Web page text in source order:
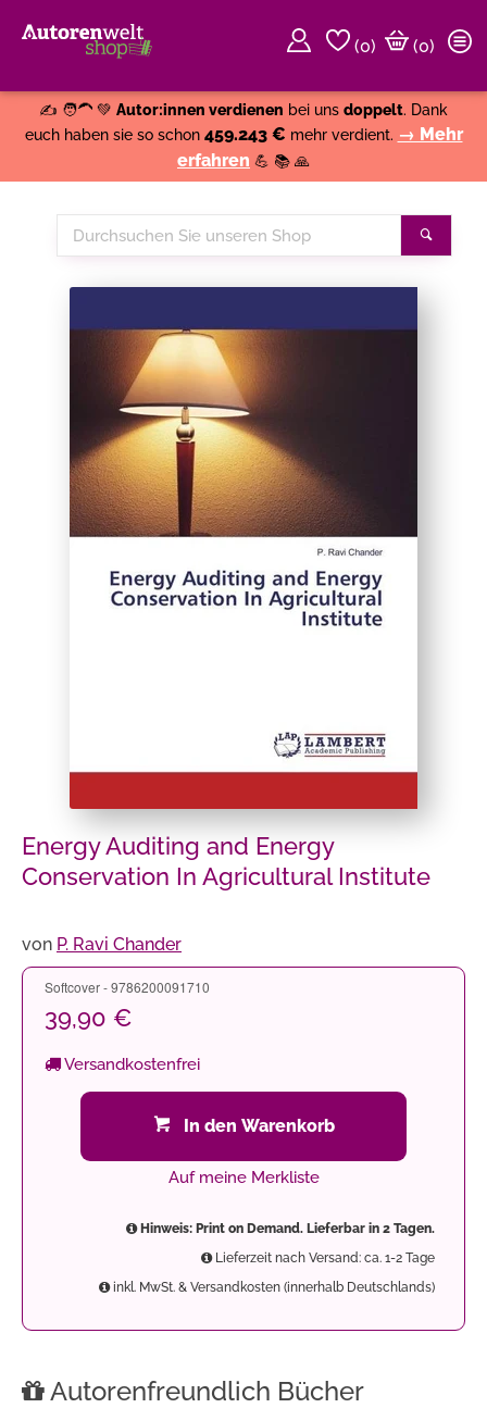
(0)
(0)
✍️ 🧑‍🦱 💚 Autor:innen verdienen bei uns doppelt. Dank
euch haben sie so schon 459.243 € mehr verdient. → Mehr
erfahren 💪 📚 🙏
Durchsuchen
Sie
Energy Auditing and Energy
Conservation In Agricultural Institute
von P. Ravi Chander
Softcover - 9786200091710
39,90 €
Versandkostenfrei
In den Warenkorb
Auf meine Merkliste
Hinweis: Print on Demand. Lieferbar in 2 Tagen.
Lieferzeit nach Versand: ca. 1-2 Tage
inkl. MwSt. & Versandkosten (innerhalb Deutschlands)
Autorenfreundlich Bücher